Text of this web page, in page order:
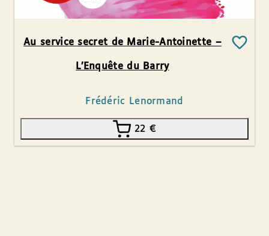
Au service secret de Marie-Antoinette –
L’Enquête du Barry
Frédéric Lenormand
22 €